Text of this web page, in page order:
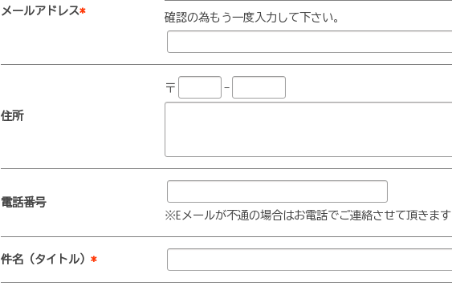
メールアドレス*
確認の為もう一度入力して下さい。
住所
〒 -
電話番号
※Eメールが不通の場合はお電話でご連絡させて頂きま
件名（タイトル） *